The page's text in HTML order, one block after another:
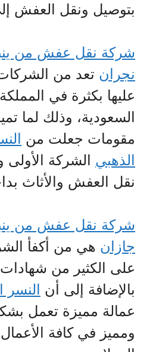
بتوصيل ونقل العفش
شركة نقل عفش من
نجران تعد من
عليها بكثرة في المملكة
السعودية، وذلك لما
مقومات جعلت من
الذهبي الشركة الأولى
نقل العفش والأثاث
شركة نقل عفش من
جازان هي من أكفأ
على الكثير من شهادات
بالإضافة إلى أن النسر
عمالة مميزة تعمل
ومميز في كافة الأعمال